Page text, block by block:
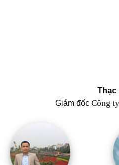
Thạc
Giám đốc Công